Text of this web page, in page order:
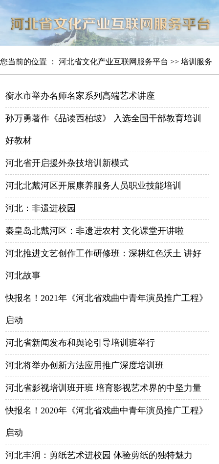
您当前的位置 ： 河北省文化产业互联网服务平台 >> 培训服务
衡水市举办名师名家系列高端艺术讲座
孙万勇著作《品读西柏坡》 入选全国干部教育培训
好教材
河北省开启援外杂技培训新模式
河北北戴河区开展康养服务人员职业技能培训
河北：非遗进校园
秦皇岛北戴河区：非遗进农村 文化课堂开讲啦
河北推进文艺创作工作研修班：深耕红色沃土 讲好
河北故事
快报名！2021年《河北省戏曲中青年演员推广工程》
启动
河北省新闻发布和舆论引导培训班举行
河北将举办创新方法应用推广深度培训班
河北省影视培训班开班 培育影视艺术界的中坚力量
快报名！2020年《河北省戏曲中青年演员推广工程》
启动
河北丰润：剪纸艺术进校园 体验剪纸的独特魅力